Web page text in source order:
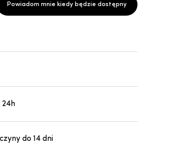
Powiadom mnie kiedy będzie dostępny
24h
do 14 dni